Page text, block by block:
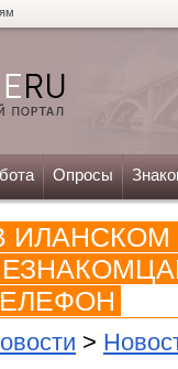
Опросы
>